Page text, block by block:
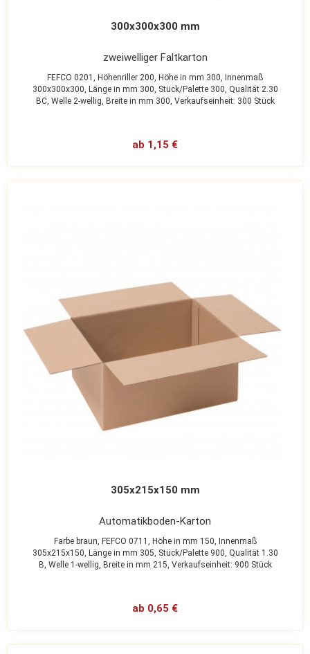
300x300x300 mm
zweiwelliger Faltkarton
FEFCO 0201, Höhenriller 200, Höhe in mm 300, Innenmaß
300x300x300, Länge in mm 300, Stück/Palette 300, Qualität 2.30
BC, Welle 2-wellig, Breite in mm 300, Verkaufseinheit: 300 Stück
ab 1,15 €
305x215x150 mm
Automatikboden-Karton
Farbe braun, FEFCO 0711, Höhe in mm 150, Innenmaß
305x215x150, Länge in mm 305, Stück/Palette 900, Qualität 1.30
B, Welle 1-wellig, Breite in mm 215, Verkaufseinheit: 900 Stück
ab 0,65 €